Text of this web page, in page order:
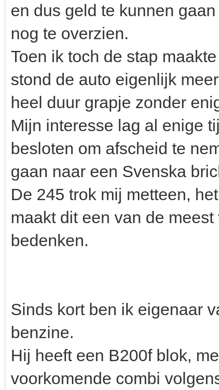
en dus geld te kunnen
nog te overzien.
Toen ik toch de stap
stond de auto eigenlijk
heel duur grapje zonder
Mijn interesse lag al enige
besloten om afscheid te
gaan naar een Svenska
De 245 trok mij metteen,
maakt dit een van de
bedenken.
Sinds kort ben ik eigenaar
benzine.
Hij heeft een B200f blok,
voorkomende combi